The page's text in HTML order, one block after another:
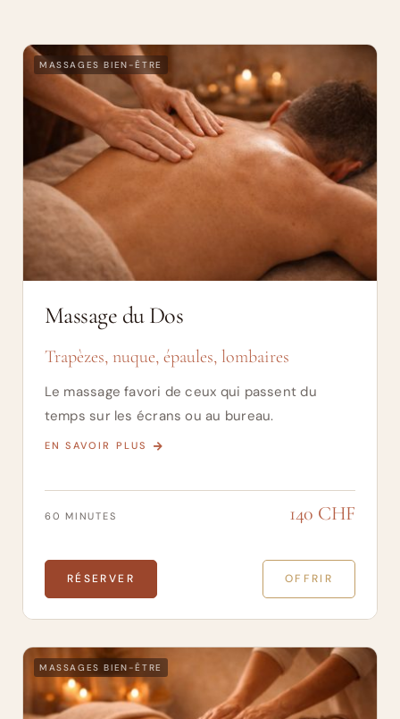
MASSAGES BIEN-ÊTRE
Massage du Dos
Trapèzes, nuque, épaules, lombaires
Le massage favori de ceux qui passent du
temps sur les écrans ou au bureau.
EN SAVOIR PLUS
60 MINUTES 140 CHF
RÉSERVER OFFRIR
MASSAGES BIEN-ÊTRE